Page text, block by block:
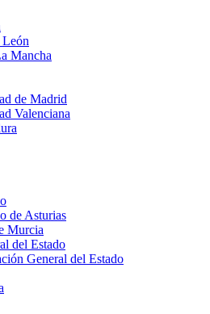
Mancha
de Madrid
Valenciana
de Asturias
Murcia
del Estado
General del Estado